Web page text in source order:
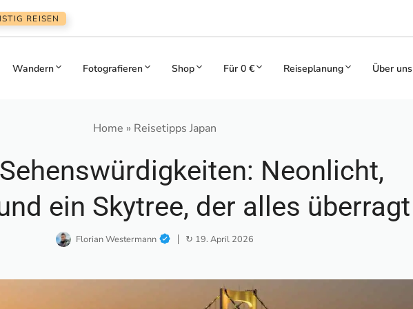
REISEN
Wandern Fotografieren Shop Für 0 € Reiseplanung Über uns
Home » Reisetipps Japan
Neonlicht,
ein Skytree, der alles überragt
Florian Westermann ↻ 19. April 2026